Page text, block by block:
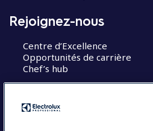
Rejoignez-nous
Centre d’Excellence
Opportunités de carrière
Chef’s hub